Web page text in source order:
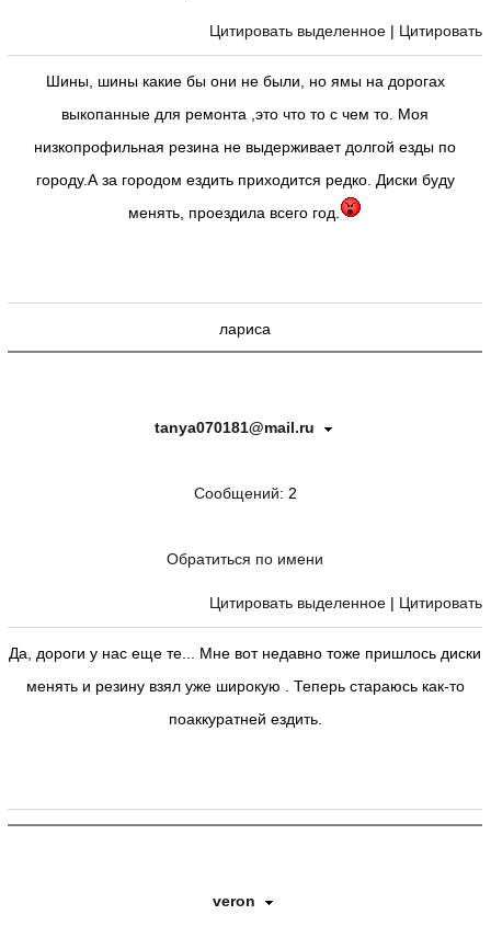
Цитировать выделенное | Цитировать
Шины, шины какие бы они не были, но ямы на дорогах
выкопанные для ремонта ,это что то с чем то. Моя
низкопрофильная резина не выдерживает долгой езды по
городу.А за городом ездить приходится редко. Диски буду
менять, проездила всего год.
лариса
tanya070181@mail.ru
Сообщений: 2
Обратиться по имени
Цитировать выделенное | Цитировать
Да, дороги у нас еще те... Мне вот недавно тоже пришлось диски
менять и резину взял уже широкую . Теперь стараюсь как-то
поаккуратней ездить.
veron